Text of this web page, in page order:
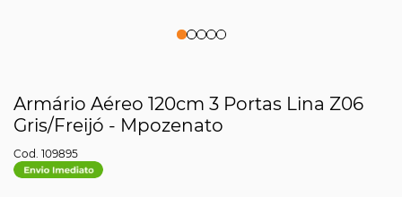
Armário Aéreo 120cm 3 Portas Lina Z06
Gris/Freijó - Mpozenato
109895